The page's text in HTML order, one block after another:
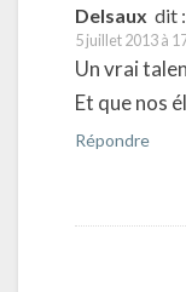
Delsaux dit :
5 juillet 2013 à
Un vrai
Et que nos
Répondre